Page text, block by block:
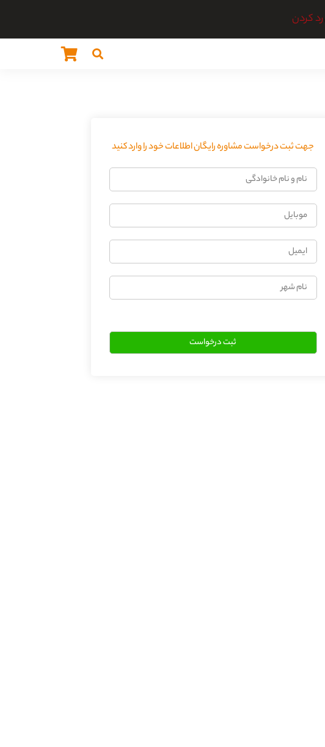
رد کردن
جهت ثبت درخواست مشاوره رایگان اطلاعات خود را وارد کنید
نام
و
نام
خانوادگی
موبایل
ایمیل
نام
شهر